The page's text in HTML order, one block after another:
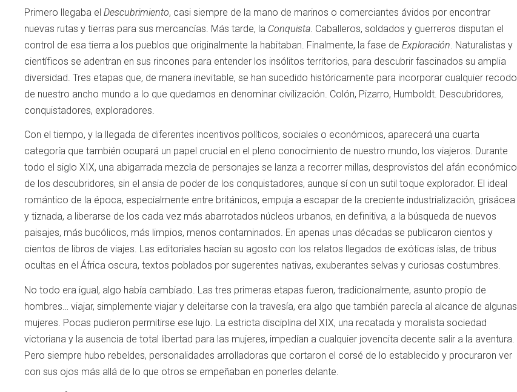
Primero llegaba el Descubrimiento, casi siempre de la mano de marinos o comerciantes ávidos por encontrar
nuevas rutas y tierras para sus mercancías. Más tarde, la Conquista. Caballeros, soldados y guerreros disputan el
control de esa tierra a los pueblos que originalmente la habitaban. Finalmente, la fase de Exploración. Naturalistas y
científicos se adentran en sus rincones para entender los insólitos territorios, para descubrir fascinados su amplia
diversidad. Tres etapas que, de manera inevitable, se han sucedido históricamente para incorporar cualquier recodo
de nuestro ancho mundo a lo que quedamos en denominar civilización. Colón, Pizarro, Humboldt. Descubridores,
conquistadores, exploradores.
Con el tiempo, y la llegada de diferentes incentivos políticos, sociales o económicos, aparecerá una cuarta
categoría que también ocupará un papel crucial en el pleno conocimiento de nuestro mundo, los viajeros. Durante
todo el siglo XIX, una abigarrada mezcla de personajes se lanza a recorrer millas, desprovistos del afán económico
de los descubridores, sin el ansia de poder de los conquistadores, aunque sí con un sutil toque explorador. El ideal
romántico de la época, especialmente entre británicos, empuja a escapar de la creciente industrialización, grisácea
y tiznada, a liberarse de los cada vez más abarrotados núcleos urbanos, en definitiva, a la búsqueda de nuevos
paisajes, más bucólicos, más limpios, menos contaminados. En apenas unas décadas se publicaron cientos y
cientos de libros de viajes. Las editoriales hacían su agosto con los relatos llegados de exóticas islas, de tribus
ocultas en el África oscura, textos poblados por sugerentes nativas, exuberantes selvas y curiosas costumbres.
No todo era igual, algo había cambiado. Las tres primeras etapas fueron, tradicionalmente, asunto propio de
hombres… viajar, simplemente viajar y deleitarse con la travesía, era algo que también parecía al alcance de algunas
mujeres. Pocas pudieron permitirse ese lujo. La estricta disciplina del XIX, una recatada y moralista sociedad
victoriana y la ausencia de total libertad para las mujeres, impedían a cualquier jovencita decente salir a la aventura.
Pero siempre hubo rebeldes, personalidades arrolladoras que cortaron el corsé de lo establecido y procuraron ver
con sus ojos más allá de lo que otros se empeñaban en ponerles delante.